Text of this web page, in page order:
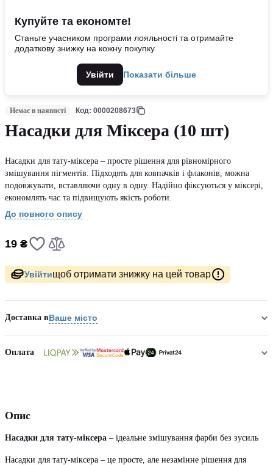
Купуйте та економте!
Станьте учасником програми лояльності та отримайте
додаткову знижку на кожну покупку
Увійти Показати більше
Немає в наявнсті Код: 0000208673
Насадки для Міксера (10 шт)
Насадки для тату-міксера – просте рішення для рівномірного
змішування пігментів. Підходять для ковпачків і флаконів, можна
подовжувати, вставляючи одну в одну. Надійно фіксуються у міксері,
економлять час та підвищують якість роботи.
До повного опису
19 ₴
Увійтищоб отримати знижку на цей товар
Доставка вВаше місто
Оплата
Опис
Насадки для тату-міксера – ідеальне змішування фарби без зусиль
Насадки для тату-міксера – це просте, але незамінне рішення для